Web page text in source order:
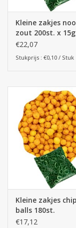
Kassarollen
Cleaning-producten
Koffiemachines
Verpakking
Corona
Kleine zakjes
zout 200st. x 15g
(piramide vorm
€22,07
Stukprijs : €0,10 / Stuk
Kleine zakjes
balls 180st.
€17,12